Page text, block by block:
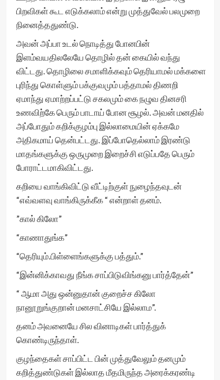
பிறவிகள் கூட எடுக்கலாம் என்று முத்துவேல் பலமுறை‌
நினைத்ததுண்டு.
அவன்‌ அப்பா உடல் நொடித்து போனபின்
இளம்வயதிலலேயே தொழில் தன் கையில் வந்து
விட்டது. தொழிலை சமாளிக்கவும் தெரியாமல் மக்களை
புரிந்து கொள்ளும் பக்குவமும் பத்தாமல் திணறி
ஏமாந்து ஏமாற்றப்பட்டு சகலமும் கை நழுவ தினசரி
உணவிற்கே பெரும் பாடாய் போன சூழல். அவன் மனதில்
அப்போதும் கறிக்குழம்பு இல்லாமையின் ஏக்கமே
அதிகமாய்‌ தென்பட்டது. இப்போதெல்லாம் இரண்டு
மாதங்களுக்கு ஒருமுறை இறைச்சி எடுப்பதே பெரும்
போராட்டமாகிவிட்டது.
கறியை வாங்கிவிட்டு வீட்டிற்குள் நுழைந்தவுடன்
“எவ்வளவு வாங்கிருக்கீக “ என்றாள் தனம்.
”கால் கிலோ”
“காணாதுங்க”
“தெரியும்.பிள்ளைங்களுக்கு பத்தும்.”
“இன்னிக்காவது நீங்க சாப்பிடுவிங்கனு பார்த்தேன்”
“ ஆமா‌ அது ஒன்னுதான் குறைச்ச கிலோ
நானூறுங்குறான் மனசாட்சியே இல்லாம”.
தனம் அவனையே சில வினாடிகள் பார்த்துக்
கொண்டிருந்தாள்.
குழந்தைகள் சாப்பிட்ட பின் முத்துவேலும் தனமும்
கறித்துண்டுகள் இல்லாத மீதமிருந்த அரைக்கரண்டி